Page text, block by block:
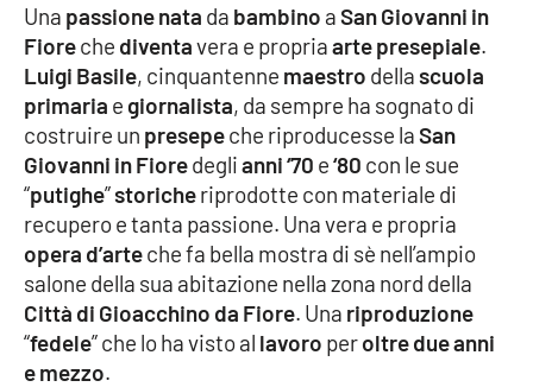
Ambiente
Cronaca
Cultura
Economia e Lavoro
Politica
Sanità
Una passione nata da bambino aSan Giovanni in
Fioreche diventavera e propriaarte presepiale.
Luigi Basile, cinquantenne maestro dellascuola
primaria e giornalista, da sempre ha sognato di
costruire un presepeche riproducesse laSan
Giovanni in Fioredeglianni ‘70 e‘80 con le sue
“putighe”storicheriprodotte con materiale di
recupero e tanta passione. Una vera e propria
opera d’arteche fa bella mostra di sè nell’ampio
salone della sua abitazione nella zona nord della
Città di Gioacchino da Fiore. Una riproduzione
“fedele” che lo ha visto al lavoro peroltre due anni
e mezzo.